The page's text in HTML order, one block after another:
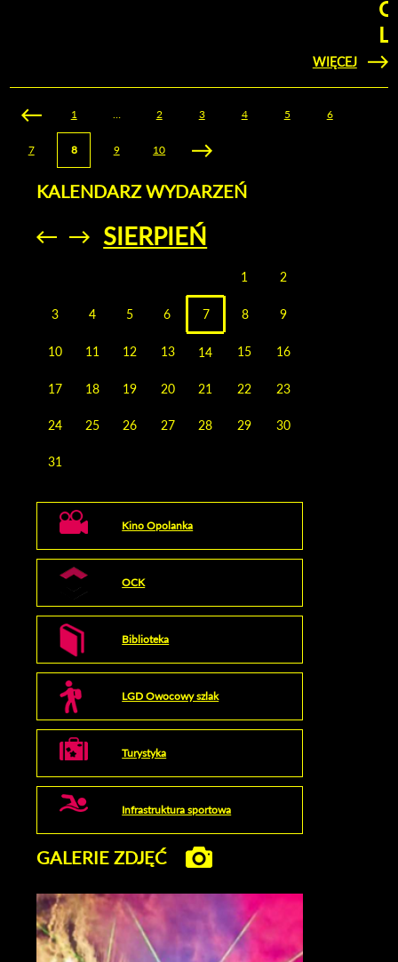
KLIKNIJ ABY
WIĘCEJ
TV
Strony 1 2 3 4 5 6
7 8 9 10
KALENDARZ WYDARZEŃ
Przejdź do
poprzedniego
Przejdź do
poprzedniego
SIERPIEŃ
1 2
3 4 5 6 7 8 9
10 11 12 13 14 15 16
17 18 19 20 21 22 23
24 25 26 27 28 29 30
31
Kino Opolanka
OCK
Biblioteka
LGD Owocowy szlak
Turystyka
Infrastruktura sportowa
GALERIE ZDJĘĆ